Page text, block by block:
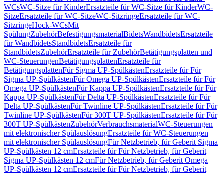
WCsWC-Sitze für KinderErsatzteile für WC-Sitze für KinderWC-
SitzeErsatzteile für WC-SitzeWC-SitzringeErsatzteile für WC-
SitzringeHock-WCsMit
SpülungZubehörBefestigungsmaterialBidetsWandbidetsErsatzteile
für WandbidetsStandbidetsErsatzteile für
StandbidetsZubehörErsatzteile für ZubehörBetätigungsplatten und
WC-SteuerungenBetätigungsplattenErsatzteile für
BetätigungsplattenFür Sigma UP-SpülkästenErsatzteile für Für
Sigma UP-SpülkästenFür Omega UP-SpülkästenErsatzteile für Für
Omega UP-SpülkästenFür Kappa UP-SpülkästenErsatzteile für Für
Kappa UP-SpülkästenFür Delta UP-SpülkästenErsatzteile für Für
Delta UP-SpülkästenFür Twinline UP-SpülkästenErsatzteile für Für
Twinline UP-SpülkästenFür 300T UP-SpülkästenErsatzteile für Für
300T UP-SpülkästenZubehörVerbrauchsmaterialWC-Steuerungen
mit elektronischer SpülauslösungErsatzteile für WC-Steuerungen
mit elektronischer SpülauslösungFür Netzbetrieb, für Geberit Sigma
UP-Spülkästen 12 cmErsatzteile für Für Netzbetrieb, für Geberit
Sigma UP-Spülkästen 12 cmFür Netzbetrieb, für Geberit Omega
UP-Spülkästen 12 cmErsatzteile für Für Netzbetrieb, für Geberit